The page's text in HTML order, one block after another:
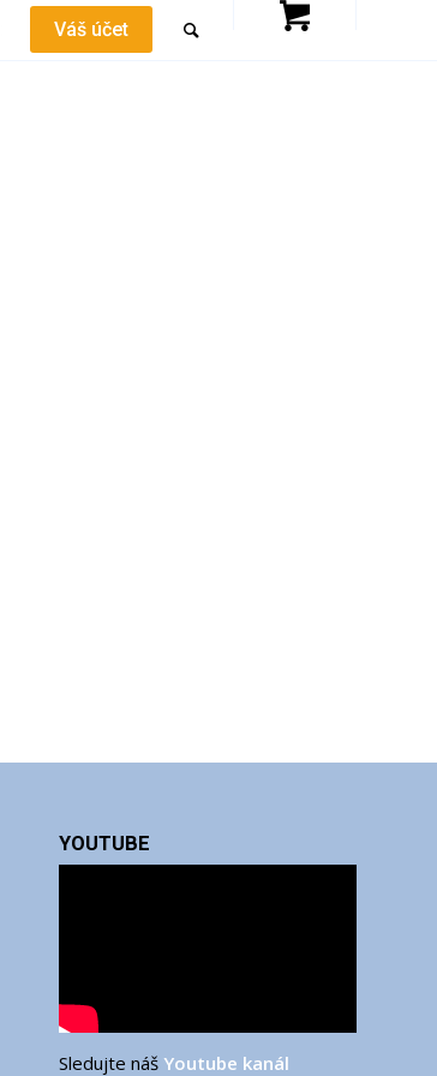
Váš účet
YOUTUBE
Sledujte náš Youtube kanál